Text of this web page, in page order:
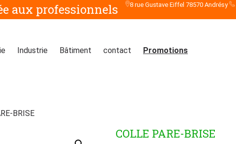
aux professionnels 8 rue Gustave Eiffel 78570 Andrésy
Industrie Bâtiment contact Promotions
BRISE
COLLE PARE-BRISE